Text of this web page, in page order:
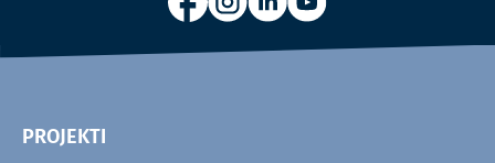
PROJEKTI